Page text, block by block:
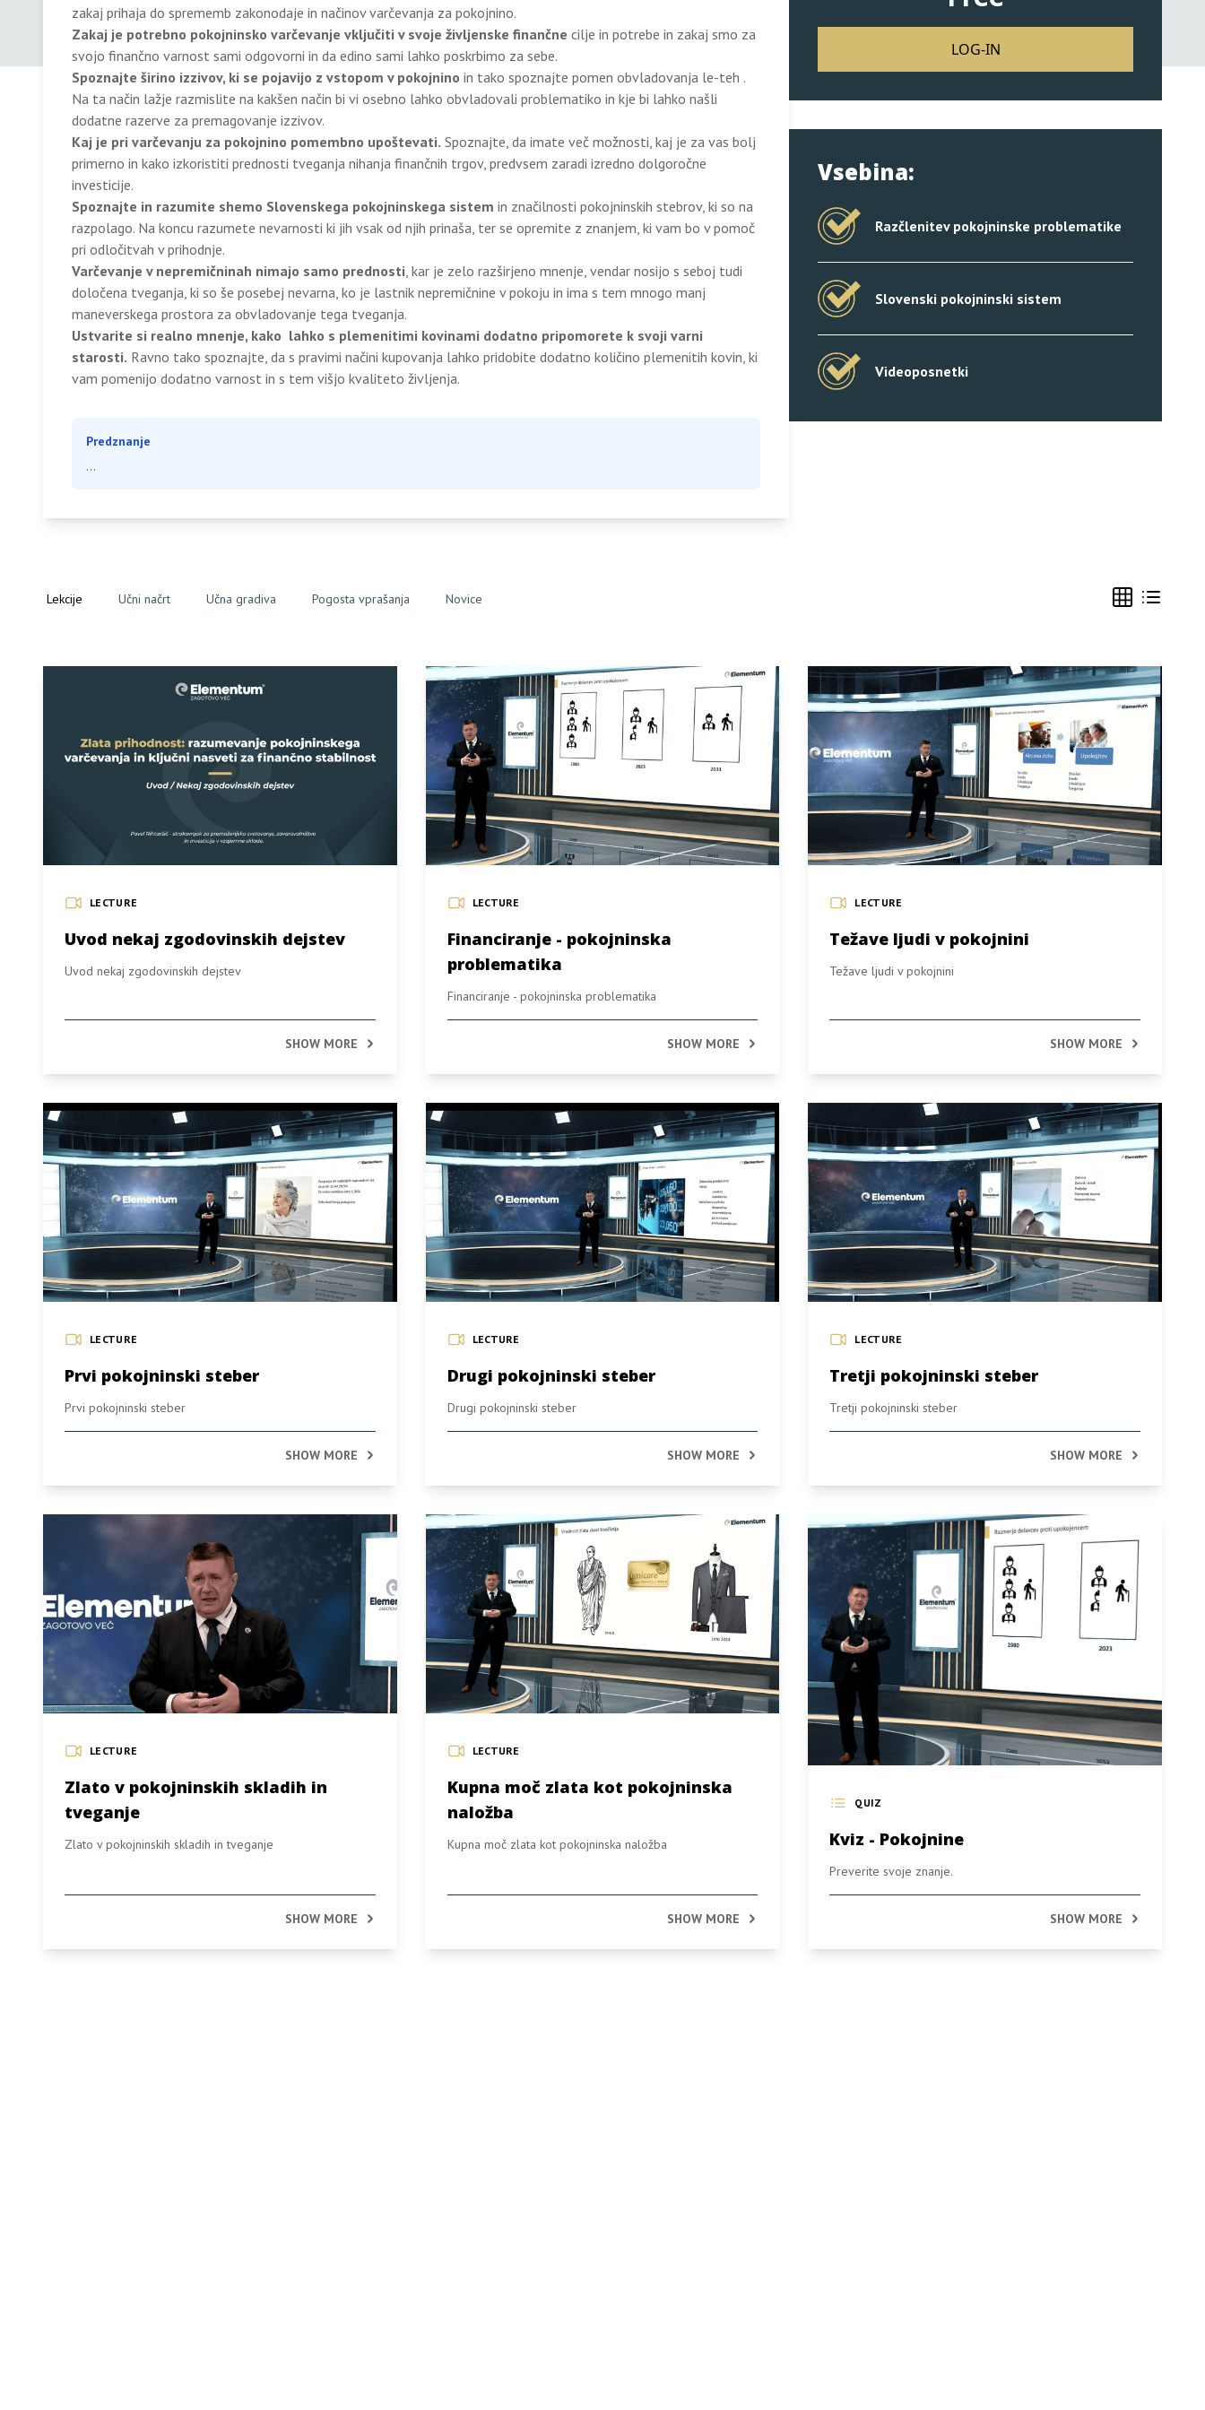
zakaj prihaja do sprememb zakonodaje in načinov varčevanja za pokojnino.
Zakaj je potrebno pokojninsko varčevanje vključiti v svoje življenske finančne cilje in potrebe in zakaj smo za
svojo finančno varnost sami odgovorni in da edino sami lahko poskrbimo za sebe.
Spoznajte širino izzivov, ki se pojavijo z vstopom v pokojnino in tako spoznajte pomen obvladovanja le-teh .
Na ta način lažje razmislite na kakšen način bi vi osebno lahko obvladovali problematiko in kje bi lahko našli
dodatne razerve za premagovanje izzivov.
Kaj je pri varčevanju za pokojnino pomembno upoštevati. Spoznajte, da imate več možnosti, kaj je za vas bolj
primerno in kako izkoristiti prednosti tveganja nihanja finančnih trgov, predvsem zaradi izredno dolgoročne
investicije.
Spoznajte in razumite shemo Slovenskega pokojninskega sistem in značilnosti pokojninskih stebrov, ki so na
razpolago. Na koncu razumete nevarnosti ki jih vsak od njih prinaša, ter se opremite z znanjem, ki vam bo v pomoč
pri odločitvah v prihodnje.
Varčevanje v nepremičninah nimajo samo prednosti, kar je zelo razširjeno mnenje, vendar nosijo s seboj tudi
določena tveganja, ki so še posebej nevarna, ko je lastnik nepremičnine v pokoju in ima s tem mnogo manj
maneverskega prostora za obvladovanje tega tveganja.
Ustvarite si realno mnenje, kako lahko s plemenitimi kovinami dodatno pripomorete k svoji varni
starosti. Ravno tako spoznajte, da s pravimi načini kupovanja lahko pridobite dodatno količino plemenitih kovin, ki
vam pomenijo dodatno varnost in s tem višjo kvaliteto življenja.
Predznanje
...
LOG-IN
Vsebina:
Razčlenitev pokojninske problematike
Slovenski pokojninski sistem
Videoposnetki
Lekcije Učni načrt Učna gradiva Pogosta vprašanja Novice
LECTURE
Uvod nekaj zgodovinskih dejstev
Uvod nekaj zgodovinskih dejstev
SHOW MORE
LECTURE
Financiranje - pokojninska
problematika
Financiranje - pokojninska problematika
SHOW MORE
LECTURE
Težave ljudi v pokojnini
Težave ljudi v pokojnini
SHOW MORE
LECTURE
Prvi pokojninski steber
Prvi pokojninski steber
SHOW MORE
LECTURE
Drugi pokojninski steber
Drugi pokojninski steber
SHOW MORE
LECTURE
Tretji pokojninski steber
Tretji pokojninski steber
SHOW MORE
LECTURE
Zlato v pokojninskih skladih in
tveganje
Zlato v pokojninskih skladih in tveganje
SHOW MORE
LECTURE
Kupna moč zlata kot pokojninska
naložba
Kupna moč zlata kot pokojninska naložba
SHOW MORE
QUIZ
Kviz - Pokojnine
Preverite svoje znanje.
SHOW MORE